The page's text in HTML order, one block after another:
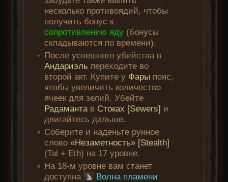
несколько противоядий, чтобы
получить бонус к
сопротивлению яду (бонусы
складываются по времени).
После успешного убийства в
Андариэль переходите во
второй акт. Купите у Фары пояс,
чтобы увеличить количество
ячеек для зелий. Убейте
Радаманта в Стоках [Sewers] и
двигайтесь дальше.
Соберите и наденьте рунное
слово«Незаметность» [Stealth]
(Tal + Eth) на 17 уровне.
На 18-м уровне вам станет
доступна
Волна пламени